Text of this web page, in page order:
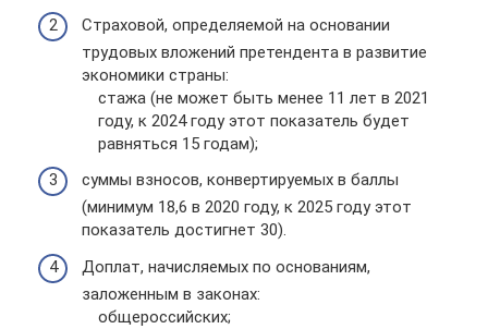
Страховой, определяемой на основании
трудовых вложений претендента в развитие
экономики страны:
стажа (не может быть менее 11 лет в 2021
году, к 2024 году этот показатель будет
равняться 15 годам);
суммы взносов, конвертируемых в баллы
(минимум 18,6 в 2020 году, к 2025 году этот
показатель достигнет 30).
Доплат, начисляемых по основаниям,
заложенным в законах:
общероссийских;